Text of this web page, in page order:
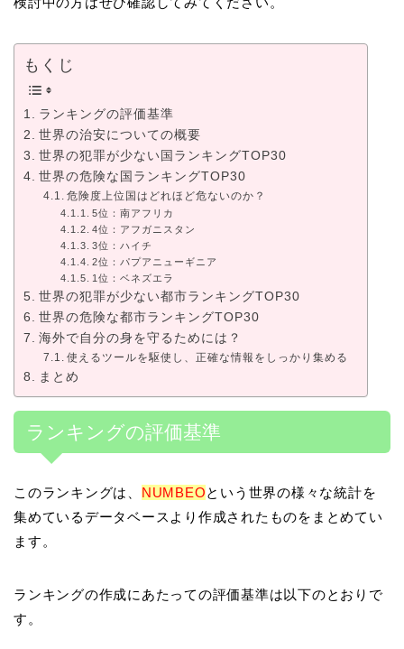
もくじ
ランキングの評価基準
世界の治安についての概要
世界の犯罪が少ない国ランキングTOP30
世界の危険な国ランキングTOP30
危険度上位国はどれほど危ないのか？
5位：南アフリカ
4位：アフガニスタン
3位：ハイチ
2位：パプアニューギニア
1位：ベネズエラ
世界の犯罪が少ない都市ランキングTOP30
世界の危険な都市ランキングTOP30
海外で自分の身を守るためには？
使えるツールを駆使し、正確な情報をしっかり集める
まとめ
ランキングの評価基準
このランキングは、 NUMBEOという世界の様々な統計を
集めているデータベースより作成されたものをまとめてい
ます。
ランキングの作成にあたっての評価基準は以下のとおりで
す。